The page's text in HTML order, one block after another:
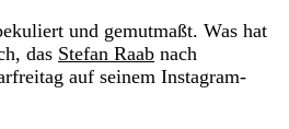
und gemutmaßt. Was hat
das Stefan Raab nach
auf seinem Instagram-